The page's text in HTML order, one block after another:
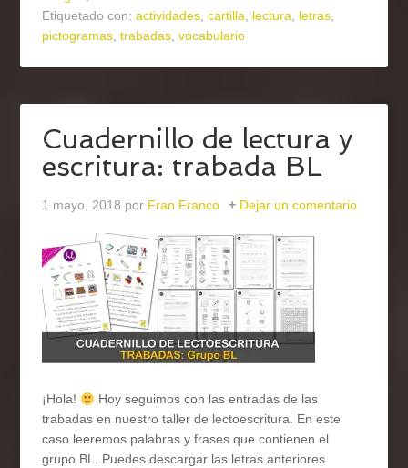
Etiquetado con:actividades,cartilla, lectura, letras,
pictogramas,trabadas,vocabulario
Cuadernillo de lectura y
escritura: trabada BL
1 mayo, 2018 por Fran Franco Dejar un comentario
¡Hola!
Hoy seguimos con las entradas de las
trabadas en nuestro taller de lectoescritura. En este
caso leeremos palabras y frases que contienen el
grupo BL. Puedes descargar las letras anteriores